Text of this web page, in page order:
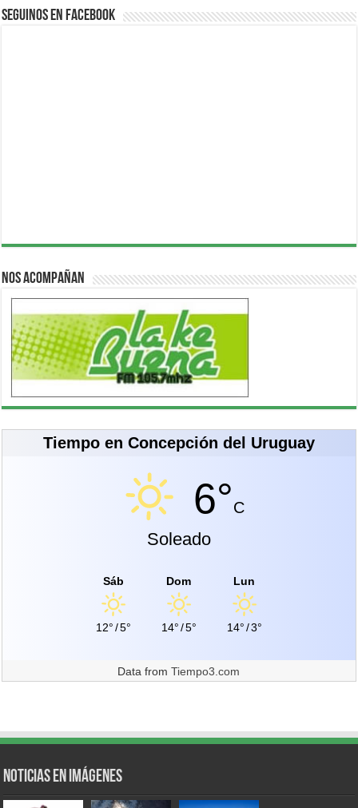
Seguinos en Facebook
Nos acompañan
Tiempo en Concepción del Uruguay
6°C
Soleado
Sáb
12°/5°
Dom
14°/5°
Lun
14°/3°
Data fromTiempo3.com
Noticias en Imágenes